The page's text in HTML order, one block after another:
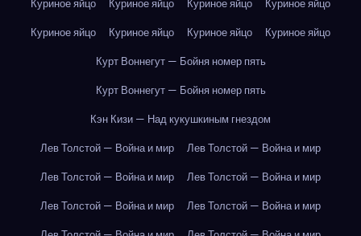
Куриное яйцо
Куриное яйцо Куриное яйцо
Куриное яйцо
Куриное яйцо
Куриное яйцо Куриное яйцо
Куриное яйцо
Курт Воннегут — Бойня номер пять
Курт Воннегут — Бойня номер пять
Кэн Кизи — Над кукушкиным гнездом
Лев Толстой — Война и мир
Лев Толстой — Война и мир
Лев Толстой — Война и мир
Лев Толстой — Война и мир
Лев Толстой — Война и мир
Лев Толстой — Война и мир